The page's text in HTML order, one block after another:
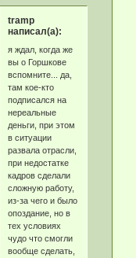
tramp
написал(а):
я ждал, когда же
вы о Горшкове
вспомните... да,
там кое-кто
подписался на
нереальные
деньги, при этом
в ситуации
развала отрасли,
при недостатке
кадров сделали
сложную работу,
из-за чего и было
опоздание, но в
тех условиях
чудо что смогли
вообще сделать,